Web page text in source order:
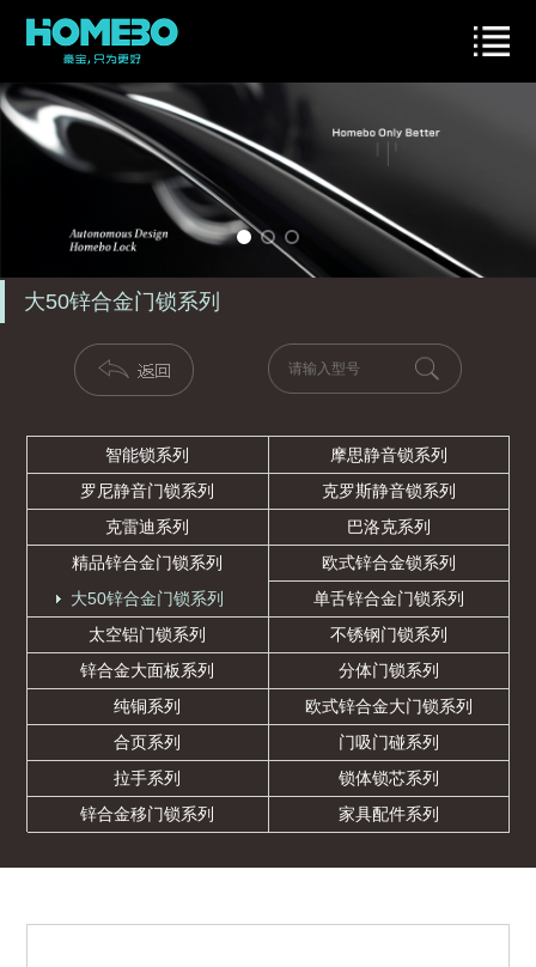
大50锌合金门锁系列
智能锁系列
摩思静音锁系列
罗尼静音门锁系列
克罗斯静音锁系列
克雷迪系列
巴洛克系列
精品锌合金门锁系列
欧式锌合金锁系列
大50锌合金门锁系列
单舌锌合金门锁系列
太空铝门锁系列
不锈钢门锁系列
锌合金大面板系列
分体门锁系列
纯铜系列
欧式锌合金大门锁系列
合页系列
门吸门碰系列
拉手系列
锁体锁芯系列
锌合金移门锁系列
家具配件系列